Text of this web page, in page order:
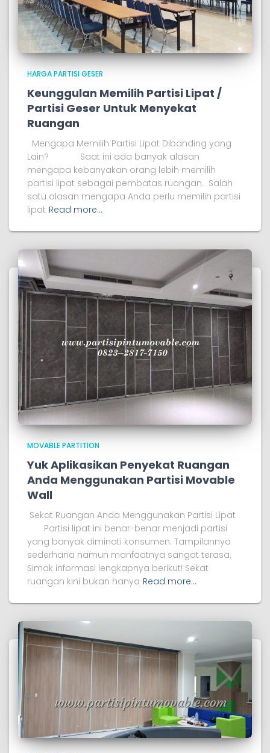
HARGA PARTISI GESER
Keunggulan Memilih Partisi Lipat /
Partisi Geser Untuk Menyekat
Ruangan
Mengapa Memilih Partisi Lipat Dibanding yang
Lain? Saat ini ada banyak alasan
mengapa kebanyakan orang lebih memilih
partisi lipat sebagai pembatas ruangan. Salah
satu alasan mengapa Anda perlu memilih partisi
lipat Read more…
MOVABLE PARTITION
Yuk Aplikasikan Penyekat Ruangan
Anda Menggunakan Partisi Movable
Wall
Sekat Ruangan Anda Menggunakan Partisi Lipat
Partisi lipat ini benar-benar menjadi partisi
yang banyak diminati konsumen. Tampilannya
sederhana namun manfaatnya sangat terasa.
Simak informasi lengkapnya berikut! Sekat
ruangan kini bukan hanya Read more…